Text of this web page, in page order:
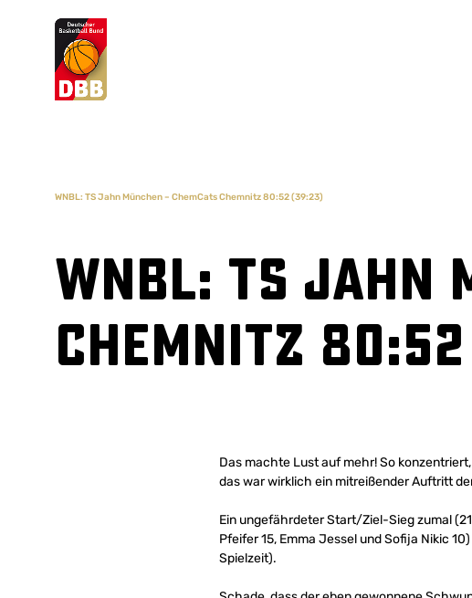
Suchvorschläge
WNBL: TS Jahn München – ChemCats Chemnitz 80:52 (39:23)
WNBL: TS Jahn
Chemnitz
Das machte Lust auf mehr! So
das war wirklich ein mitreißender Auftritt
Ein ungefährdeter Start/Ziel-Sieg zumal
Pfeifer 15, Emma Jessel und Sofija Nikic
Spielzeit).